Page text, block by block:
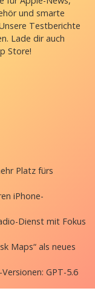
und smarte
Testberichte
Lade dir auch
Store!
Platz fürs
iPhone-
Dienst mit Fokus
Maps“ als neues
GPT-5.6